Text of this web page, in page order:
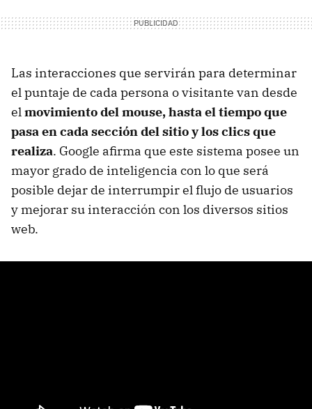
Las interacciones que servirán para determinar
el puntaje de cada persona o visitante van desde
elmovimiento del mouse, hasta el tiempo que
pasa en cada sección del sitio y los clics que
realiza. Google afirma que este sistema posee un
mayor grado de inteligencia con lo que será
posible dejar de interrumpir el flujo de usuarios
y mejorar su interacción con los diversos sitios
web.